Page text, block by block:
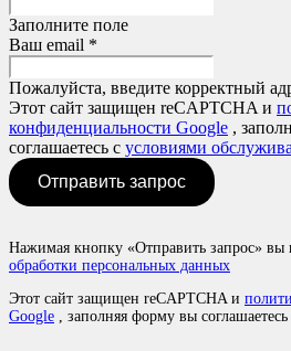
Заполните поле
Ваш email *
Пожалуйста, введите корректный
Этот сайт защищен reCAPTCHA и
конфиденциальности Google ,
соглашаетесь с условиями
Отправить запрос
Нажимая кнопку «Отправить запрос» вы
обработки персональных данных
Этот сайт защищен reCAPTCHA и
Google , заполняя форму вы соглашаетесь